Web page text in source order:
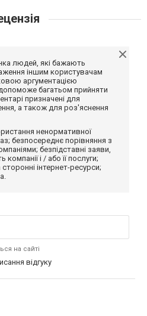
людей, які бажають
іншим користувачам
аргументацією
багатьом прийняти
призначені для
а також для роз'яснення
ненормативної
безпосереднє порівняння з
безпідставні заяви,
і / або її послуги;
інтернет-ресурси;
на сайті
відгуку